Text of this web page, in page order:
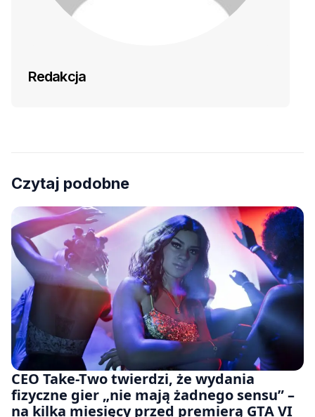
Redakcja
Czytaj podobne
CEO Take-Two twierdzi, że wydania
fizyczne gier „nie mają żadnego sensu” –
na kilka miesięcy przed premierą GTA VI